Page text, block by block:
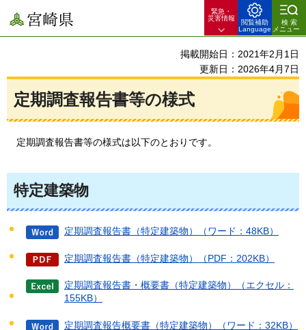
宮崎県
緊急・
災害情報
閲覧補助
Language
検索
メニュー
掲載開始日：2021年2月1日
更新日：2026年4月7日
定期調査報告書等の様式
定期調査報告書等の様式は以下のとおりです。
特定建築物
定期調査報告書（特定建築物）（ワード：48KB）
定期調査報告書（特定建築物）（PDF：202KB）
定期調査報告書・概要書（特定建築物）（エクセル：
155KB）
定期調査報告概要書（特定建築物）（ワード：32KB）